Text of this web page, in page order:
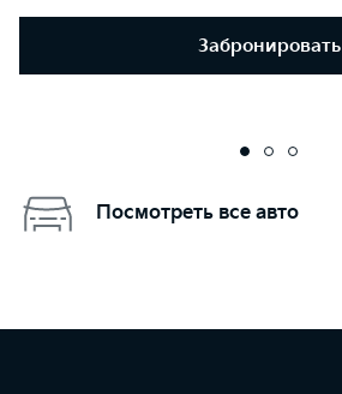
Забронировать
Посмотреть все авто